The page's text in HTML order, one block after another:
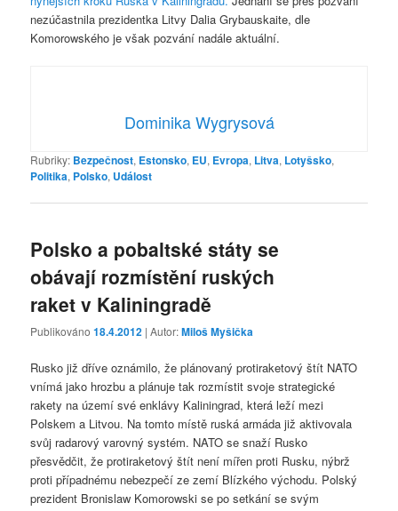
nezúčastnila prezidentka Litvy Dalia Grybauskaite, dle
Komorowského je však pozvání nadále aktuální.
Dominika Wygrysová
Rubriky: Bezpečnost, Estonsko, EU, Evropa, Litva, Lotyšsko,
Politika, Polsko, Událost
Polsko a pobaltské státy se
obávají rozmístění ruských
raket v Kaliningradě
Publikováno18.4.2012 | Autor:Miloš Myšička
Rusko již dříve oznámilo, že plánovaný protiraketový štít NATO
vnímá jako hrozbu a plánuje tak rozmístit svoje strategické
rakety na území své enklávy Kaliningrad, která leží mezi
Polskem a Litvou. Na tomto místě ruská armáda již aktivovala
svůj radarový varovný systém. NATO se snaží Rusko
přesvědčit, že protiraketový štít není mířen proti Rusku, nýbrž
proti případnému nebezpečí ze zemí Blízkého východu. Polský
prezident Bronislaw Komorowski se po setkání se svým